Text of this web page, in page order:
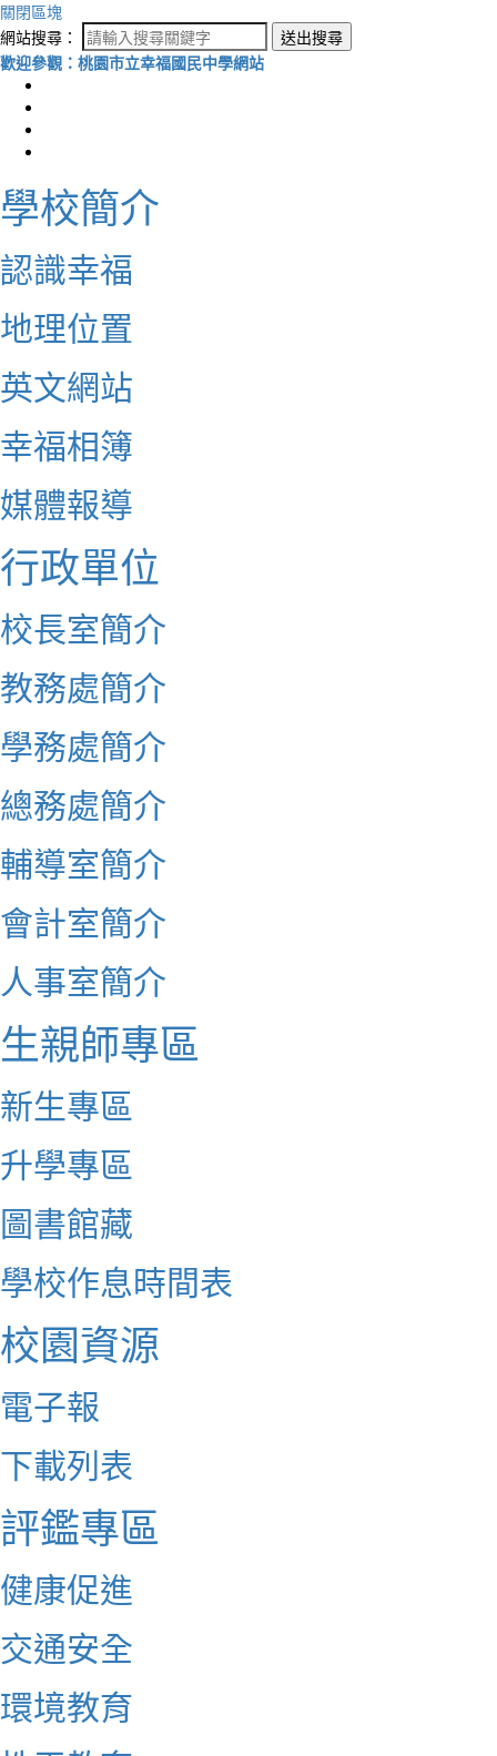
關閉區塊
網站搜尋：
送出搜尋
歡迎參觀：桃園市立幸福國民中學網站
學校簡介
認識幸福
地理位置
英文網站
幸福相簿
媒體報導
行政單位
校長室簡介
教務處簡介
學務處簡介
總務處簡介
輔導室簡介
會計室簡介
人事室簡介
生親師專區
新生專區
升學專區
圖書館藏
學校作息時間表
校園資源
電子報
下載列表
評鑑專區
健康促進
交通安全
環境教育